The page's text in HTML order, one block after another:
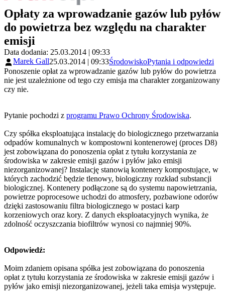
Opłaty za wprowadzanie gazów lub pyłów
do powietrza bez względu na charakter
emisji
Data dodania: 25.03.2014 | 09:33
Marek Gall25.03.2014 | 09:33ŚrodowiskoPytania i odpowiedzi
Ponoszenie opłat za wprowadzanie gazów lub pyłów do powietrza
nie jest uzależnione od tego czy emisja ma charakter zorganizowany
czy nie.
Pytanie pochodzi z programu Prawo Ochrony Środowiska.
Czy spółka eksploatująca instalację do biologicznego przetwarzania
odpadów komunalnych w kompostowni kontenerowej (proces D8)
jest zobowiązana do ponoszenia opłat z tytułu korzystania ze
środowiska w zakresie emisji gazów i pyłów jako emisji
niezorganizowanej? Instalację stanowią kontenery kompostujące, w
których zachodzić będzie tlenowy, biologiczny rozkład substancji
biologicznej. Kontenery podłączone są do systemu napowietrzania,
powietrze poprocesowe uchodzi do atmosfery, pozbawione odorów
dzięki zastosowaniu filtra biologicznego w postaci karp
korzeniowych oraz kory. Z danych eksploatacyjnych wynika, że
zdolność oczyszczania biofiltrów wynosi co najmniej 90%.
Odpowiedź:
Moim zdaniem opisana spółka jest zobowiązana do ponoszenia
opłat z tytułu korzystania ze środowiska w zakresie emisji gazów i
pyłów jako emisji niezorganizowanej, jeżeli taka emisja występuje.